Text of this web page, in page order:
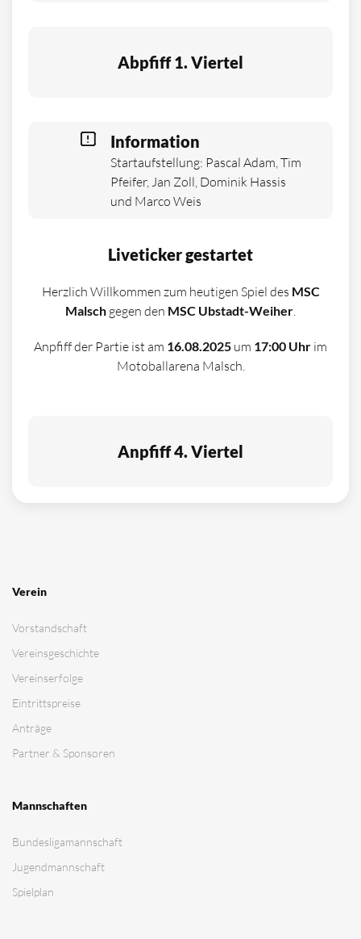
Abpfiff 1. Viertel
Information
Startaufstellung: Pascal Adam, Tim
Pfeifer, Jan Zoll, Dominik Hassis
und Marco Weis
Liveticker gestartet
Herzlich Willkommen zum heutigen Spiel des MSC
Malsch gegen den MSC Ubstadt-Weiher.
Anpfiff der Partie ist am 16.08.2025 um 17:00 Uhr im
Motoballarena Malsch.
Anpfiff 4. Viertel
Verein
Vorstandschaft
Vereinsgeschichte
Vereinserfolge
Eintrittspreise
Anträge
Partner & Sponsoren
Mannschaften
Bundesligamannschaft
Jugendmannschaft
Spielplan